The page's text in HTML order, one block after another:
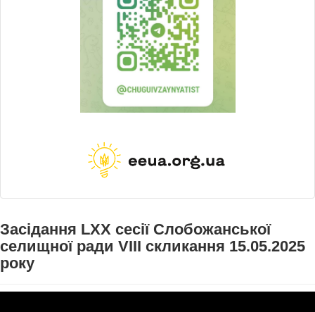
Засідання LXX сесії Слобожанської
селищної ради VIII скликання 15.05.2025
року